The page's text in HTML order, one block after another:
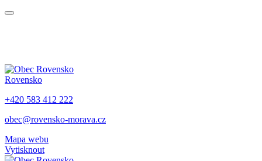
Rovensko
+420 583 412 222
obec@rovensko-morava.cz
Mapa webu
Vytisknout